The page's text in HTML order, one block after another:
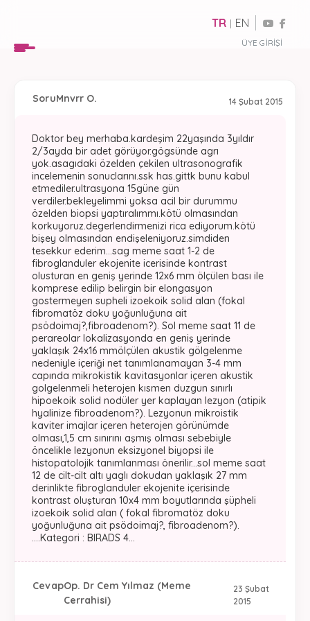
ÜYE GIRIŞI
TR | EN
14 Şubat 2015
SoruMnvrr O.
Doktor bey merhaba.kardeşim 22yaşında 3yıldır
2/3ayda bir adet görüyor.gögsünde agrı
yok.asagıdaki özelden çekilen ultrasonografik
incelemenin sonuclarını.ssk has.gittk bunu kabul
etmediler.ultrasyona 15güne gün
verdiler.bekleyelimmi yoksa acil bir durummu
özelden biopsi yaptıralımmı.kötü olmasından
korkuyoruz.degerlendirmenizi rica ediyorum.kötü
bişey olmasından endişeleniyoruz.simdiden
tesekkur ederim...sag meme saat 1-2 de
fibroglanduler ekojenite icerisinde kontrast
olusturan en geniş yerinde 12x6 mm ölçülen bası ile
komprese edilip belirgin bir elongasyon
gostermeyen supheli izoekoik solid alan (fokal
fibromatöz doku yoğunluğuna ait
psödoimaj?,fibroadenom?). Sol meme saat 11 de
perareolar lokalizasyonda en geniş yerinde
yaklaşık 24x16 mmölçülen akustik gölgelenme
nedeniyle içeriği net tanımlanamayan 3-4 mm
capında mikrokistik kavitasyonlar içeren akustik
golgelenmeli heterojen kısmen duzgun sınırlı
hipoekoik solid nodüler yer kaplayan lezyon (atipik
hyalinize fibroadenom?). Lezyonun mikroistik
kaviter imajlar içeren heterojen görünümde
olması,1,5 cm sınırını aşmış olması sebebiyle
öncelikle lezyonun eksizyonel biyopsi ile
histopatolojik tanımlanması önerilir...sol meme saat
12 de cilt-cilt altı yaglı dokudan yaklaşık 27 mm
derinlikte fibroglanduler ekojenite içerisinde
kontrast oluşturan 10x4 mm boyutlarında şüpheli
izoekoik solid alan ( fokal fibromatöz doku
yoğunluğuna ait psödoimaj?, fibroadenom?).
....Kategori : BIRADS 4...
23 Şubat
2015
CevapOp. Dr Cem Yılmaz (Meme
Cerrahisi)